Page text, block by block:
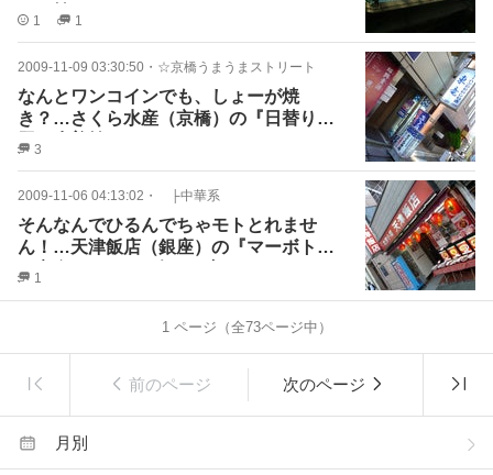
うが焼き』
1 1
2009-11-09 03:30:50 ・ ☆京橋うまうまストリート
なんとワンコインでも、しょーが焼
き？…さくら水産（京橋）の『日替り：
豚の生姜焼き』
3
2009-11-06 04:13:02 ・ ├中華系
そんなんでひるんでちゃモトとれませ
ん！…天津飯店（銀座）の『マーボトウ
フ定食』609円の楽しみ方
1
1ページ（全73ページ中）
前のページ 次のページ
月別